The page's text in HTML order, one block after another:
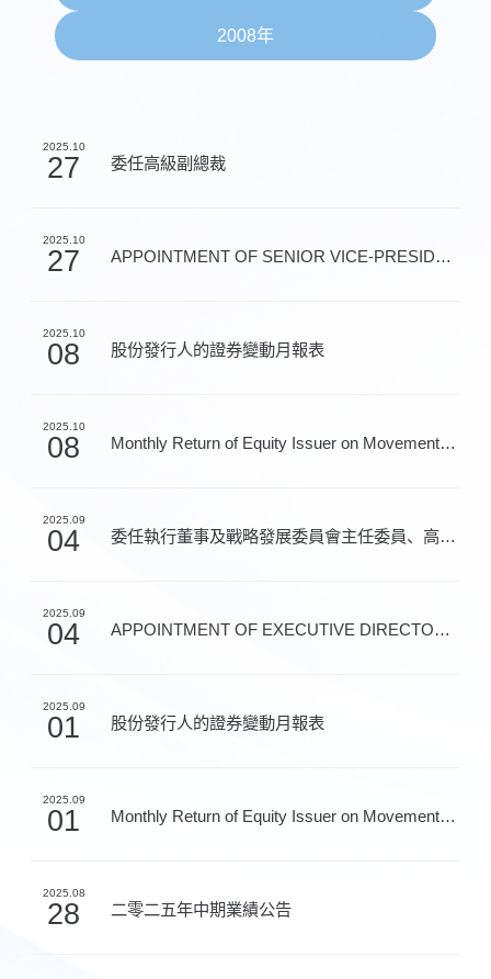
2008年
2025.10
27 委任高級副總裁
2025.10
27 APPOINTMENT OF SENIOR VICE-PRESIDENT
2025.10
08 股份發行人的證券變動月報表
2025.10
08 Monthly Return of Equity Issuer on Movements in Secur...
2025.09
04 委任執行董事及戰略發展委員會主任委員、高級管理人員變...
2025.09
04 APPOINTMENT OF EXECUTIVE DIRECTOR AND CHAIRMAN OF STR...
2025.09
01 股份發行人的證券變動月報表
2025.09
01 Monthly Return of Equity Issuer on Movements in Secur...
2025.08
28 二零二五年中期業績公告